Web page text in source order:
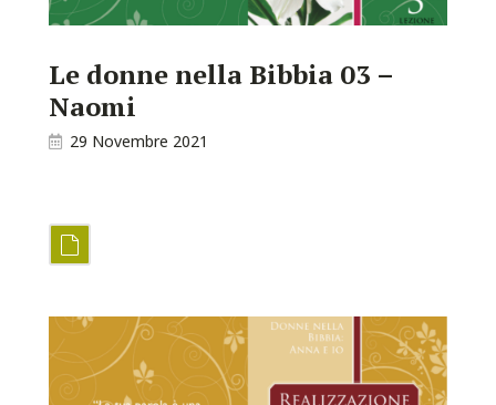
Le donne nella Bibbia 03 –
Naomi
29 Novembre 2021